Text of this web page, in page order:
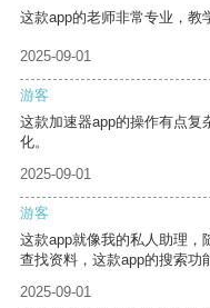
这款app的老师非常专业，教
2025-09-01
游客
这款加速器app的操作有点复
化。
2025-09-01
游客
这款app就像我的私人助理，
查找资料，这款app的搜索功
2025-09-01